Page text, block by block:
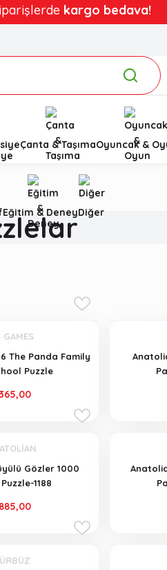
kargo bedava!
Çanta & TaşımaOyuncak &
Eğitim & DeneyDiğer
GAMES
The Panda Family
Puzzle
Gözler 1000
1188